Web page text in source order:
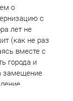
о
с
лет не
(как не раз
вместе с
города и
замещение
с этими